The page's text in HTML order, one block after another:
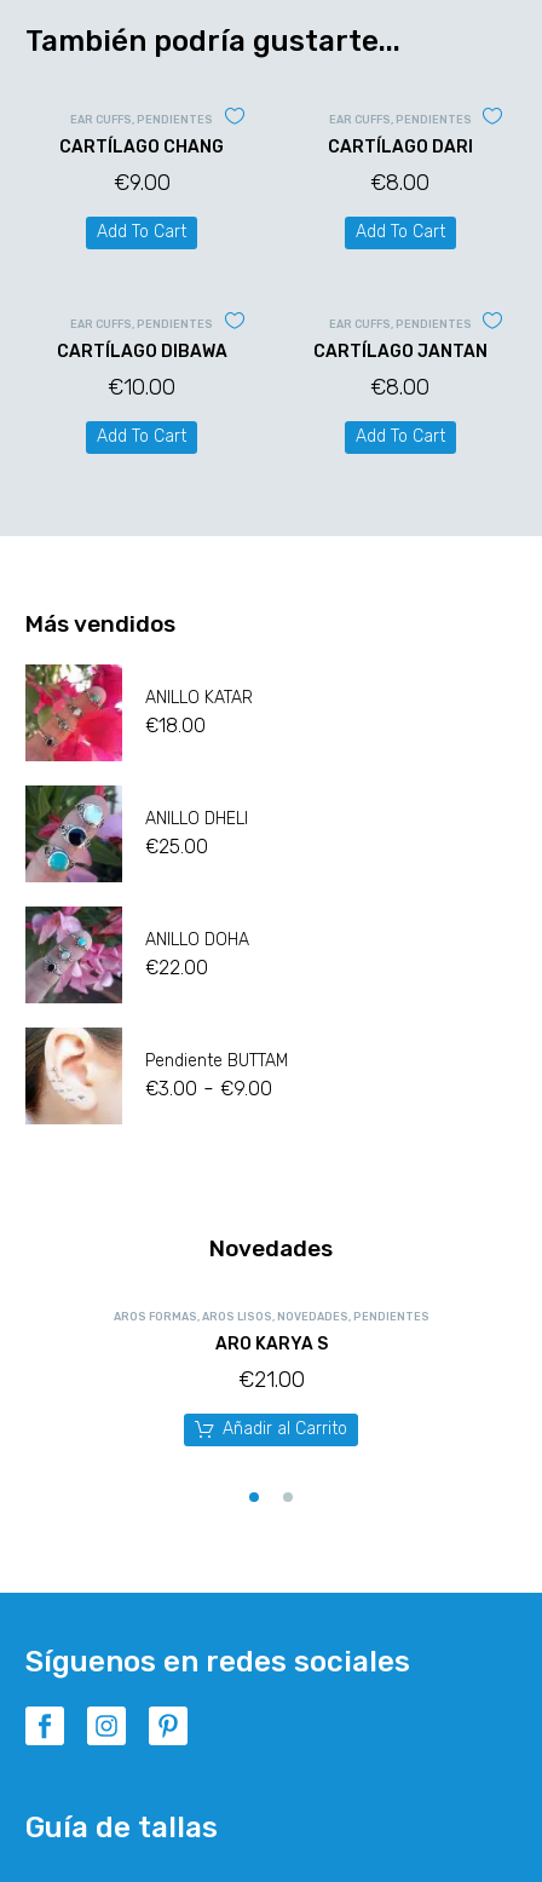
También podría gustarte...
EAR CUFFS, PENDIENTES
CARTÍLAGO CHANG
€9.00
Add To Cart
EAR CUFFS, PENDIENTES
CARTÍLAGO DARI
€8.00
Add To Cart
EAR CUFFS, PENDIENTES
CARTÍLAGO DIBAWA
€10.00
Add To Cart
EAR CUFFS, PENDIENTES
CARTÍLAGO JANTAN
€8.00
Add To Cart
Más vendidos
ANILLO KATAR
€18.00
ANILLO DHELI
€25.00
ANILLO DOHA
€22.00
Pendiente BUTTAM
€3.00 - €9.00
Novedades
AROS FORMAS, AROS LISOS, NOVEDADES, PENDIENTES
ARO KARYA S
€21.00
Añadir al Carrito
Síguenos en redes sociales
Guía de tallas